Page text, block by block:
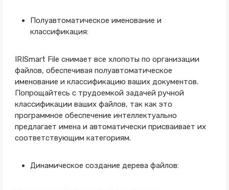
Полуавтоматическое именование и
классификация:
IRISmart File снимает все хлопоты по организации
файлов, обеспечивая полуавтоматическое
именование и классификацию ваших документов.
Попрощайтесь с трудоемкой задачей ручной
классификации ваших файлов, так как это
программное обеспечение интеллектуально
предлагает имена и автоматически присваивает их
соответствующим категориям.
Динамическое создание дерева файлов: